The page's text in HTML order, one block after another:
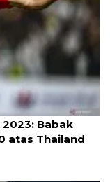
2023: Babak
atas Thailand